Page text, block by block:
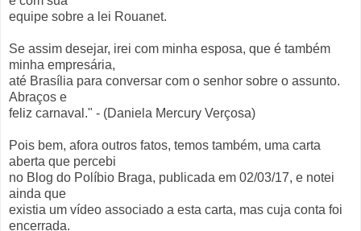
equipe sobre a lei Rouanet.
Se assim desejar, irei com minha esposa, que é também
minha empresária,
até Brasília para conversar com o senhor sobre o assunto.
Abraços e
feliz carnaval." - (Daniela Mercury Verçosa)
Pois bem, afora outros fatos, temos também, uma carta
aberta que percebi
no Blog do Políbio Braga, publicada em 02/03/17, e notei
ainda que
existia um vídeo associado a esta carta, mas cuja conta foi
encerrada.